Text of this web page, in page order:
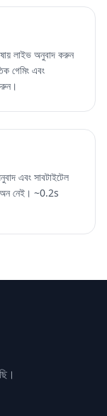
লাইভ অনুবাদ করুন
গেমিং এবং
এবং সাবটাইটেল
নেই। ~0.2s